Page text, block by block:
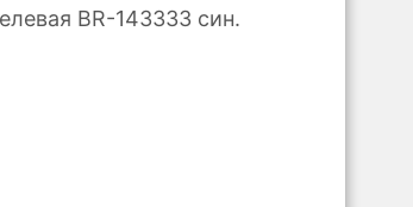
BR-143333 син.